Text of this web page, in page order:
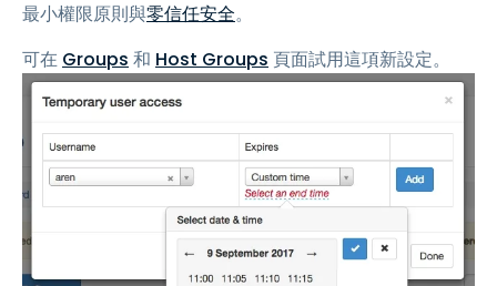
最小權限原則與零信任安全。
可在 Groups 和 Host Groups 頁面試用這項新設定。